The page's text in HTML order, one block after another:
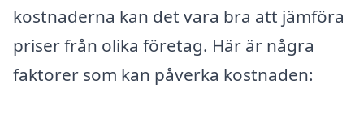
kostnaderna kan det vara bra att jämföra
priser från olika företag. Här är några
faktorer som kan påverka kostnaden: